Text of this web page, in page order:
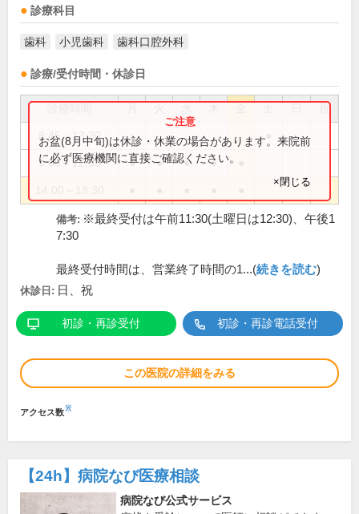
診療科目
歯科 小児歯科 歯科口腔外科
診療/受付時間・休診日
祝
8:45～13:30
9:00～12:30 ● ● ● ●
お盆(8月中旬)は休診・休業の場合があります。来院前
に必ず医療機関に直接ご確認ください。
×閉じる
備考: ※最終受付は午前11:30(土曜日は12:30)、午後1
7:30
最終受付時間は、営業終了時間の1...(続きを読む)
休診日: 日、祝
初診・再診受付 初診・再診電話受付
この医院の詳細をみる
アクセス数※
【24h】 病院なび医療相談
病院なび公式サービス